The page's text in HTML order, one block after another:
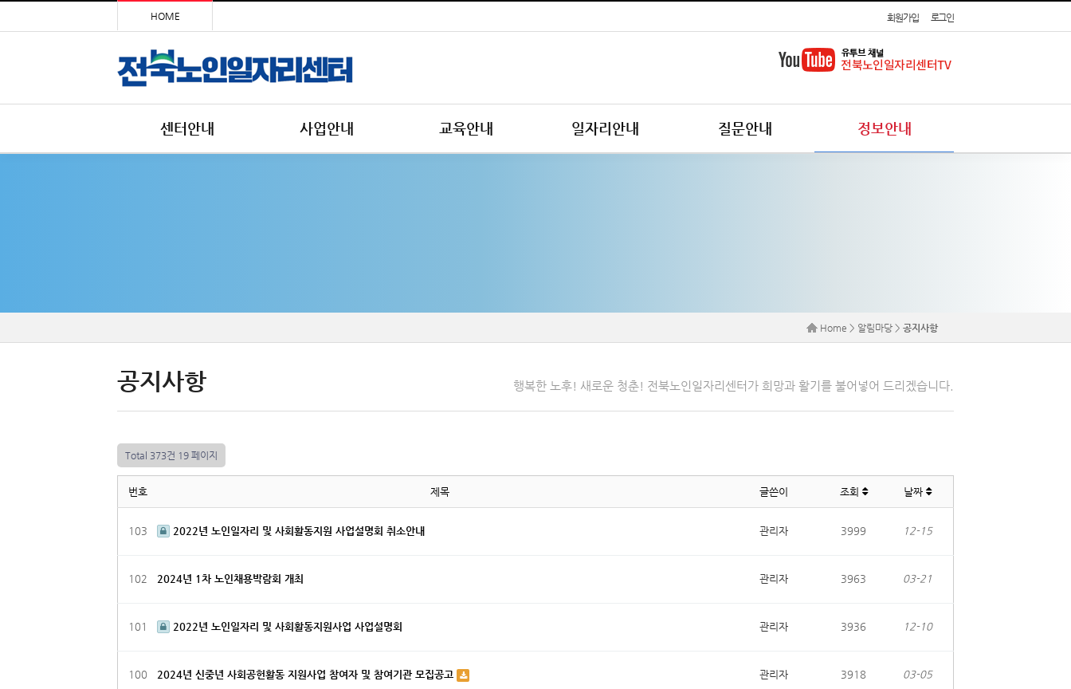
HOME 회원가입 로그인
센터안내 사업안내 교육안내 일자리안내 질문안내 정보안내
Home > 알림마당 > 공지사항
공지사항 행복한 노후! 새로운 청춘! 전북노인일자리센터가 희망과 활기를 불어넣어 드리겠습니다.
Total 373건 19 페이지
번호 제목 글쓴이 조회 날짜
103 2022년 노인일자리 및 사회활동지원 사업설명회 취소안내 관리자 3999 12-15
102 2024년 1차 노인채용박람회 개최 관리자 3963 03-21
101 2022년 노인일자리 및 사회활동지원사업 사업설명회 관리자 3936 12-10
100 2024년 신중년 사회공헌활동 지원사업 참여자 및 참여기관 모집공고 관리자 3918 03-05